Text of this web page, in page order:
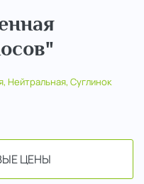
Нейтральная, Суглинок
ЦЕНЫ